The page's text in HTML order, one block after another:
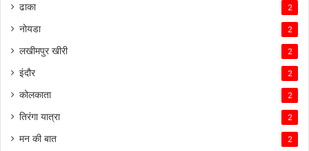
ढाका 2
नोयडा 2
लखीमपुर खीरी 2
इंदौर 2
कोलकाता 2
तिरंगा यात्रा 2
मन की बात 2